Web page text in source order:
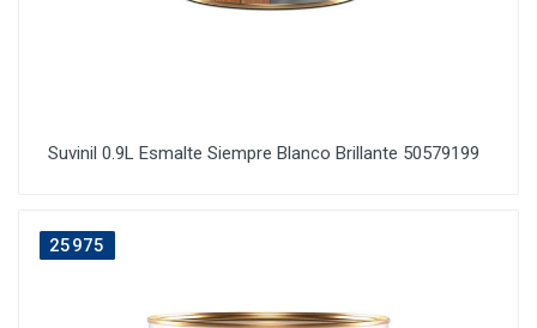
Suvinil 0.9L Esmalte Siempre Blanco Brillante 50579199
25975